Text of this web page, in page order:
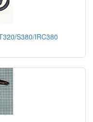
S380/IRC380